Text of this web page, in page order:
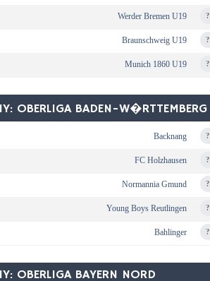
Werder Bremen U19 ?
Braunschweig U19 ?
Munich 1860 U19 ?
OBERLIGA BADEN-W�RTTEMBERG
Backnang ?
FC Holzhausen ?
Normannia Gmund ?
Young Boys Reutlingen ?
Bahlinger ?
OBERLIGA BAYERN NORD